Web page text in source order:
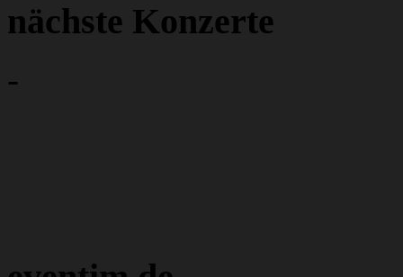
nächste Konzerte
-